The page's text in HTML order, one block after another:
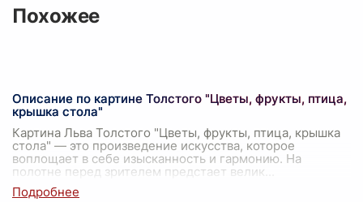
Похожее
Описание по картине Толстого "Цветы, фрукты, птица,
крышка стола"
Картина Льва Толстого "Цветы, фрукты, птица, крышка
стола" — это произведение искусства, которое
воплощает в себе изысканность и гармонию. На
полотне перед зрителем предстает велик